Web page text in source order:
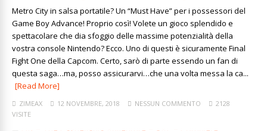
Metro City in salsa portatile? Un “Must Have” per i possessori del
Game Boy Advance! Proprio così! Volete un gioco splendido e
spettacolare che dia sfoggio delle massime potenzialità della
vostra console Nintendo? Ecco. Uno di questi è sicuramente Final
Fight One della Capcom. Certo, sarò di parte essendo un fan di
questa saga…ma, posso assicurarvi…che una volta messa la ca...
[Read More]
ZIMEAX 12 NOVEMBRE, 2018 NESSUN COMMENTO
2128
VISITE